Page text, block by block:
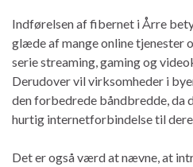
Indførelsen af fibernet i Årre
glæde af mange online tjenester
serie streaming, gaming og
Derudover vil virksomheder i
den forbedrede båndbredde, da
hurtig internetforbindelse til
Det er også værd at nævne, at